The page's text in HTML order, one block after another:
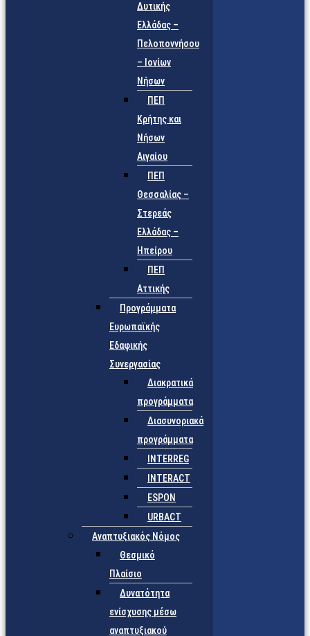
Δυτικής
Ελλάδας –
Πελοποννήσου
– Ιονίων
Νήσων
ΠΕΠ
Κρήτης και
Νήσων
Αιγαίου
ΠΕΠ
Θεσσαλίας –
Στερεάς
Ελλάδας –
Ηπείρου
ΠΕΠ
Αττικής
Προγράμματα
Ευρωπαϊκής
Εδαφικής
Συνεργασίας
Διακρατικά
προγράμματα
Διασυνοριακά
προγράμματα
INTERREG
INTERACT
ESPON
URBACT
Αναπτυξιακός Νόμος
Θεσμικό
Πλαίσιο
Δυνατότητα
ενίσχυσης μέσω
αναπτυξιακού